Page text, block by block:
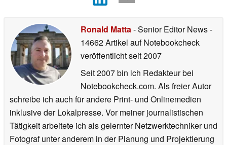
Ronald Matta- Senior Editor News-
14662 Artikel auf Notebookcheck
veröffentlichtseit 2007
Seit 2007 bin ich Redakteur bei
Notebookcheck.com. Als freier Autor
schreibe ich auch für andere Print- und Onlinemedien
inklusive der Lokalpresse. Vor meiner journalistischen
Tätigkeit arbeitete ich als gelernter Netzwerktechniker und
Fotograf unter anderem in der Planung und Projektierung